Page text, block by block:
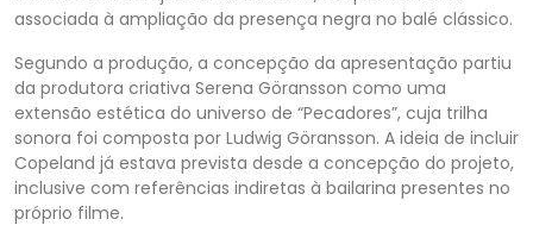
associada à ampliação da presença negra no balé clássico.
Segundo a produção, a concepção da apresentação partiu
da produtora criativa Serena Göransson como uma
extensão estética do universo de “Pecadores”, cuja trilha
sonora foi composta por Ludwig Göransson. A ideia de incluir
Copeland já estava prevista desde a concepção do projeto,
inclusive com referências indiretas à bailarina presentes no
próprio filme.